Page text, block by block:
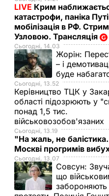
LIVE Крим
катастрофи, паніка
мобілізація в РФ.
Узловою. Трансляція
Сьогодні, 14.03
Жорін:
– і
буде
Сьогодні, 13.52
Керівництво ТЦК у
області підозрюють у
понад 1,5 тис.
військовозобов'язаних
Сьогодні, 13.19
"На жаль, не
Москві прогримів
Сьогодні, 13.07
Совсун:
що
забороняють